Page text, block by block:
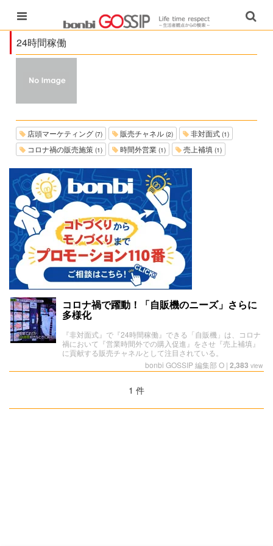
24時間稼働
店頭マーケティング (7) 販売チャネル (2) 非対面式 (1)
コロナ禍の販売施策 (1) 時間外営業 (1) 売上補填 (1)
コロナ禍で躍動！「自販機のニーズ」さらに
多様化
『非対面式』で『24時間稼働』できる「自販機」は、コロナ
禍において『営業時間外での購入促進』をさせ『売上補填』
に貢献する販売チャネルとして注目されている。
bonbi GOSSIP 編集部 O | 2,383 view
1 件